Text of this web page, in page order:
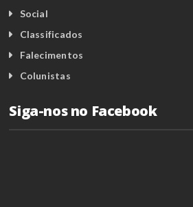
Social
Classificados
Falecimentos
Colunistas
Siga-nos no Facebook